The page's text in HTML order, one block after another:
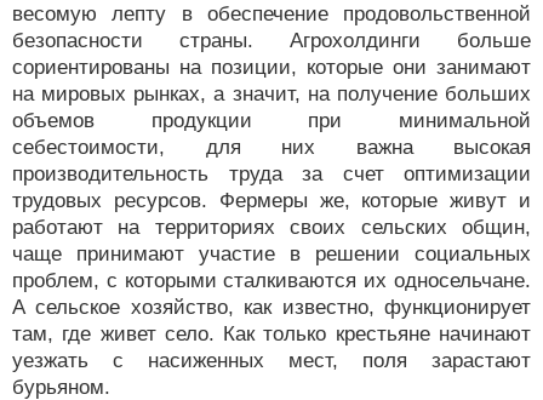
весомую лепту в обеспечение продовольственной
безопасности страны. Агрохолдинги больше
сориентированы на позиции, которые они занимают
на мировых рынках, а значит, на получение больших
объемов продукции при минимальной
себестоимости, для них важна высокая
производительность труда за счет оптимизации
трудовых ресурсов. Фермеры же, которые живут и
работают на территориях своих сельских общин,
чаще принимают участие в решении социальных
проблем, с которыми сталкиваются их односельчане.
А сельское хозяйство, как известно, функционирует
там, где живет село. Как только крестьяне начинают
уезжать с насиженных мест, поля зарастают
бурьяном.